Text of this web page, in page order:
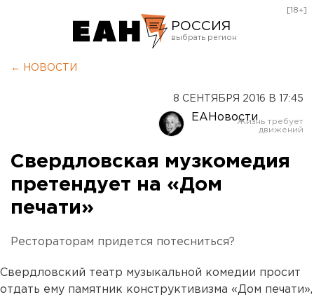
РОССИЯ
Оренбург
[18+]
← НОВОСТИ
8 СЕНТЯБРЯ 2016 В 17:45
ЕАНовости
Свердловская музкомедия
претендует на «Дом
печати»
Рестораторам придется потесниться?
Свердловский театр музыкальной комедии просит
отдать ему памятник конструктивизма «Дом печати»,